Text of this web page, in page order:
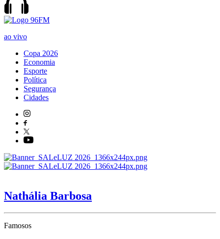
ao vivo
Copa 2026
Economia
Esporte
Política
Segurança
Cidades
Nathália Barbosa
Famosos